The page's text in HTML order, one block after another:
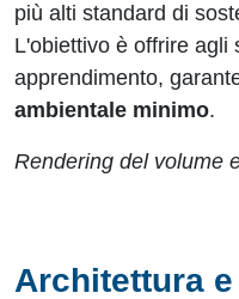
più alti standard di
L'obiettivo è offrire agli
apprendimento,
ambientale minimo.
Rendering del volume
Architettura